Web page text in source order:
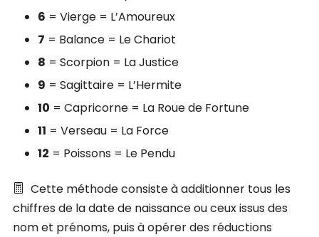
6 = Vierge = L’Amoureux
7 = Balance = Le Chariot
8 = Scorpion = La Justice
9 = Sagittaire = L’Hermite
10 = Capricorne = La Roue de Fortune
11 = Verseau = La Force
12 = Poissons = Le Pendu
Cette méthode consiste à additionner tous les
chiffres de la date de naissance ou ceux issus des
nom et prénoms, puis à opérer des réductions